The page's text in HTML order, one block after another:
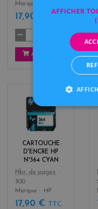
Marque
17,90 €
AJOUTER
CARTOUCHE
D'ENCRE HP
N°364 CYAN
Color
Nbr. de pages
300
Marque
HP
17,90 € TTC
AFFICHER